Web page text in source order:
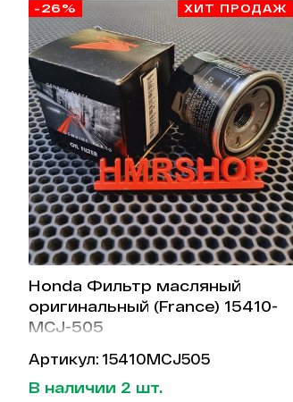
ХИТ ПРОДАЖ
-26%
Honda Фильтр масляный
оригинальный (France) 15410-
MCJ-505
Артикул: 15410MCJ505
В наличии 2 шт.